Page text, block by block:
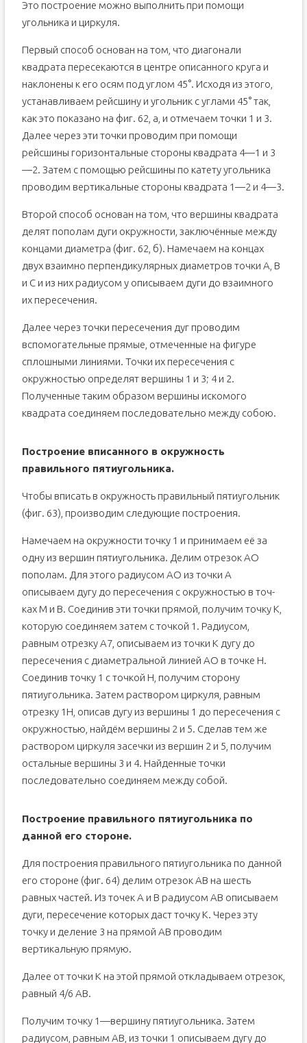
Это построение можно выполнить при помощи
угольника и циркуля.
Первый способ основан на том, что диагонали
квадрата пере­секаются в центре описанного круга и
наклонены к его осям под углом 45°. Исходя из этого,
устанавливаем рейсшину и угольник с углами 45° так,
как это показано на фиг. 62, а, и отмечаем точки 1 и 3.
Далее через эти точки проводим при помощи
рейсшины горизонтальные сто­роны квадрата 4—1 и 3
—2. Затем с помощью рейсшины по катету угольника
проводим вертикальные стороны квадрата 1—2 и 4—3.
Второй способ основан на том, что вершины квадрата
делят пополам дуги окружности, заключённые между
концами диаметра (фиг. 62, б). Намечаем на концах
двух взаимно перпендикулярных диа­метров точки А, В
и С и из них радиусом у описываем дуги до вза­имного
их пересечения.
Далее через точки пересечения дуг проводим
вспомогательные пря­мые, отмеченные на фигуре
сплошными линиями. Точки их пересече­ния с
окружностью определят вершины 1 и 3; 4 и 2.
Полученные таким образом вершины искомого
квадрата соединяем последовательно между собою.
Построение вписанного в окружность
правильного пятиугольника.
Чтобы вписать в окружность правильный пятиугольник
(фиг. 63), про­изводим следующие построения.
Намечаем на окружности точку 1 и принимаем её за
одну из вер­шин пятиугольника. Делим отрезок АО
пополам. Для этого радиусом АО из точки А
описываем дугу до пересечения с окружностью в точ­
ках M и В. Соединив эти точки прямой, получим точку К,
которую соединяем затем с точкой 1. Радиусом,
равным отрезку A7, описываем из точки К дугу до
пересечения с диаметральной линией АО в точке H.
Соединив точку 1 с точкой H, получим сторону
пятиугольника. Затем раствором циркуля, равным
отрезку 1H, описав дугу из вершины 1 до пересечения с
окружностью, найдём вершины 2 и 5. Сделав тем же
раствором циркуля засечки из вершин 2 и 5, получим
остальные вер­шины 3 и 4. Найденные точки
последовательно соединяем между собой.
Построение правильного пятиугольника по
данной его стороне.
Для построения правильного пятиугольника по данной
его стороне (фиг. 64) делим отрезок AB на шесть
равных частей. Из точек А и В радиусом AB описываем
дуги, пересечение которых даст точку К. Через эту
точку и деление 3 на прямой AB проводим
вертикальную прямую.
Далее от точки К на этой прямой откладываем отрезок,
равный 4/6 AB.
Получим точку 1—вершину пятиугольника. Затем
радиусом, равным АВ, из точки 1 описываем дугу до